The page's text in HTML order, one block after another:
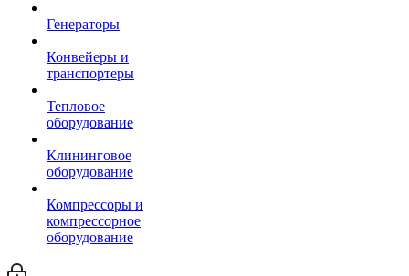
Генераторы
Конвейеры и
транспортеры
Тепловое
оборудование
Клининговое
оборудование
Компрессоры и
компрессорное
оборудование